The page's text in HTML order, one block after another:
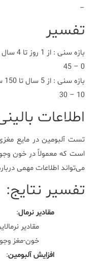
–
تفسیر
بازه سنی : از 1 روز تا 4 سال
0 – 45
بازه سنی : از 5 سال تا 150 سال
10 – 30
اطلاعات
می‌تواند اطلاعات مهمی
تفسیر نتایج:
مقادیر نرمال:
خون-مغز
افزایشآلبومین: